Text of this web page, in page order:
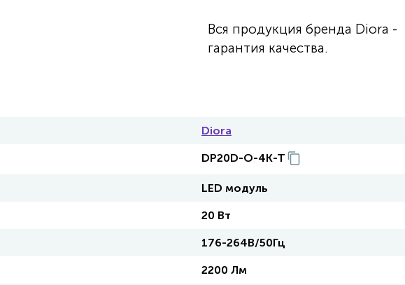
Вся продукция бренда Diora -
гарантия качества.
Diora
DP20D-O-4K-T
LED модуль
20 Вт
176-264В/50Гц
2200 Лм